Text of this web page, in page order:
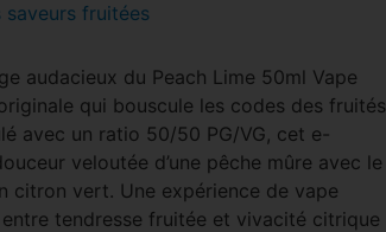
saveurs fruitées
audacieux du Peach Lime 50ml Vape
qui bouscule les codes des fruités
avec un ratio 50/50 PG/VG, cet e-
veloutée d’une pêche mûre avec le
citron vert. Une expérience de vape
tendresse fruitée et vivacité citrique